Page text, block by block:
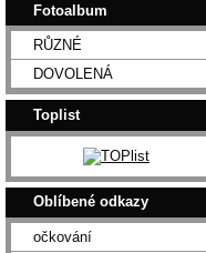
Fotoalbum
RŮZNÉ
DOVOLENÁ
Toplist
Oblíbené odkazy
očkování